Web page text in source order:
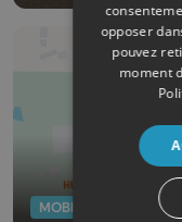
MOBILITÉ
opposer
pouvez
moment